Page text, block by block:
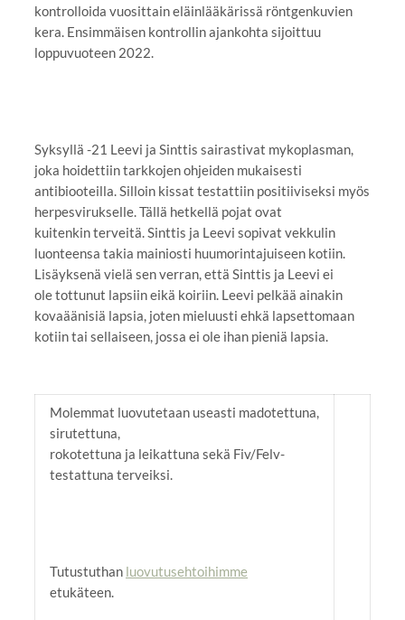
kontrolloida vuosittain eläinlääkärissä röntgenkuvien
kera. Ensimmäisen kontrollin ajankohta sijoittuu
loppuvuoteen 2022.
Syksyllä -21 Leevi ja Sinttis sairastivat mykoplasman,
joka hoidettiin tarkkojen ohjeiden mukaisesti
antibiooteilla. Silloin kissat testattiin positiiviseksi myös
herpesvirukselle. Tällä hetkellä pojat ovat
kuitenkin terveitä. Sinttis ja Leevi sopivat vekkulin
luonteensa takia mainiosti huumorintajuiseen kotiin.
Lisäyksenä vielä sen verran, että Sinttis ja Leevi ei
ole tottunut lapsiin eikä koiriin. Leevi pelkää ainakin
kovaäänisiä lapsia, joten mieluusti ehkä lapsettomaan
kotiin tai sellaiseen, jossa ei ole ihan pieniä lapsia.
Molemmat luovutetaan useasti madotettuna,
sirutettuna,
rokotettuna ja leikattuna sekä Fiv/Felv-
testattuna terveiksi.
Tutustuthan luovutusehtoihimme
etukäteen.